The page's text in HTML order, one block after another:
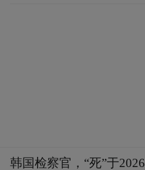
韩国检察官，“死”于2026